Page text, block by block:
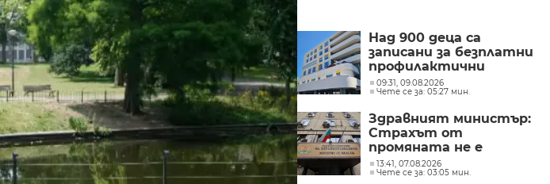
Над 900 деца са
записани за безплатни
профилактични
прегледи в новата
детска болница в
Бургас
09:31, 09.08.2026
Чете се за: 05:27 мин.
Здравният министър:
Страхът от
промяната не е
излекувал нито един
пациент
13:41, 07.08.2026
Чете се за: 03:05 мин.